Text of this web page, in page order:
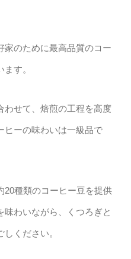
家のために最高品質のコー
す。
わせて、焙煎の工程を高度
ヒーの味わいは一級品で
20種類のコーヒー豆を提供
味わいながら、くつろぎと
ください。